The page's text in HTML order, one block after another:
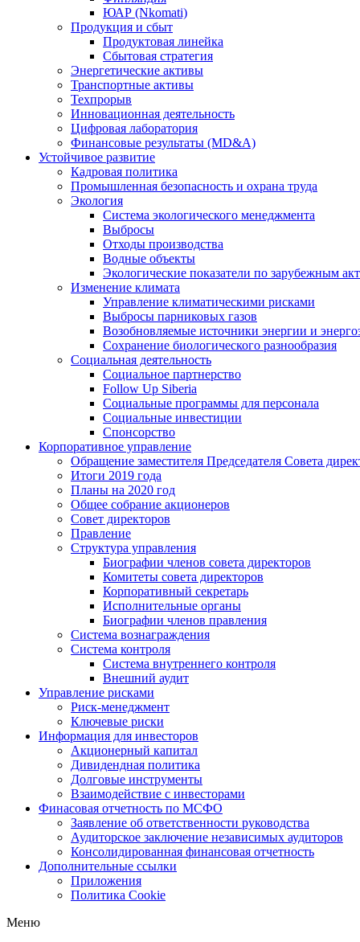
ЮАР (Nkomati)
Продукция и сбыт
Продуктовая линейка
Сбытовая стратегия
Энергетические активы
Транспортные активы
Техпрорыв
Инновационная деятельность
Цифровая лаборатория
Финансовые результаты (MD&A)
Устойчивое развитие
Кадровая политика
Промышленная безопасность и охрана труда
Экология
Система экологического менеджмента
Выбросы
Отходы производства
Водные объекты
Экологические показатели по зарубежным
Изменение климата
Управление климатическими рисками
Выбросы парниковых газов
Возобновляемые источники энергии и
Сохранение биологического разнообразия
Социальная деятельность
Социальное партнерство
Follow Up Siberia
Социальные программы для персонала
Социальные инвестиции
Спонсорство
Корпоративное управление
Обращение заместителя Председателя Совета
Итоги 2019 года
Планы на 2020 год
Общее собрание акционеров
Совет директоров
Правление
Структура управления
Биографии членов совета директоров
Комитеты совета директоров
Корпоративный секретарь
Исполнительные органы
Биографии членов правления
Система вознаграждения
Система контроля
Система внутреннего контроля
Внешний аудит
Управление рисками
Риск-менеджмент
Ключевые риски
Информация для инвесторов
Акционерный капитал
Дивидендная политика
Долговые инструменты
Взаимодействие с инвеcторами
Финасовая отчетность по МСФО
Заявление об ответственности руководства
Аудиторское заключение независимых аудиторов
Консолидированная финансовая отчетность
Дополнительные ссылки
Приложения
Политика Cookie
Меню